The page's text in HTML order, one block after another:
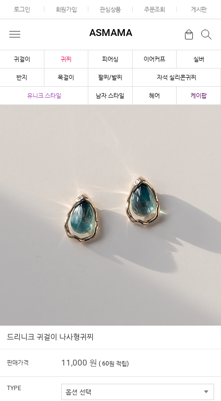
로그인 회원가입 관심상품 주문조회 게시판
ASMAMA
귀걸이 귀찌 피어싱 이어커프 실버
반지 목걸이 팔찌/발찌 자석 실리콘귀찌
유니크 스타일 남자 스타일 헤어 케이팝
드리니크 귀걸이 나사형귀찌
판매가격 11,000 원 ( 60원 적립)
TYPE